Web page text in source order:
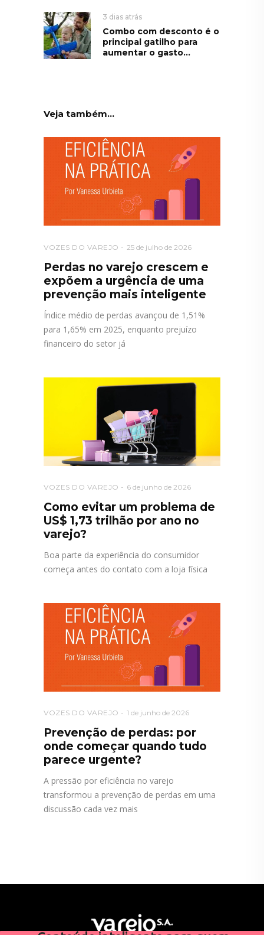
3 dias atrás
Combo com desconto é o
principal gatilho para
aumentar o gasto...
Veja também...
VOZES DO VAREJO 25 de julho de 2026
Perdas no varejo crescem e
expõem a urgência de uma
prevenção mais inteligente
Índice médio de perdas avançou de 1,51%
para 1,65% em 2025, enquanto prejuízo
financeiro do setor já
VOZES DO VAREJO 6 de junho de 2026
Como evitar um problema de
US$ 1,73 trilhão por ano no
varejo?
Boa parte da experiência do consumidor
começa antes do contato com a loja física
VOZES DO VAREJO 1 de junho de 2026
Prevenção de perdas: por
onde começar quando tudo
parece urgente?
A pressão por eficiência no varejo
transformou a prevenção de perdas em uma
discussão cada vez mais